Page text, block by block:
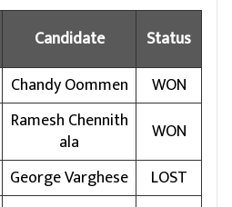
Candidate
Status
Chandy Oommen
WON
Ramesh Chennith
ala
WON
George Varghese
LOST